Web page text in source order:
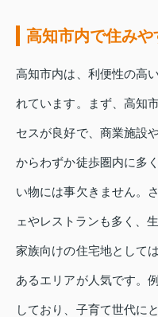
高知市内で住みや
高知市内は、利便性の高
れています。まず、高知
セスが良好で、商業施設
からわずか徒歩圏内に多
い物には事欠きません。
ェやレストランも多く、
家族向けの住宅地として
あるエリアが人気です。
しており、子育て世代に